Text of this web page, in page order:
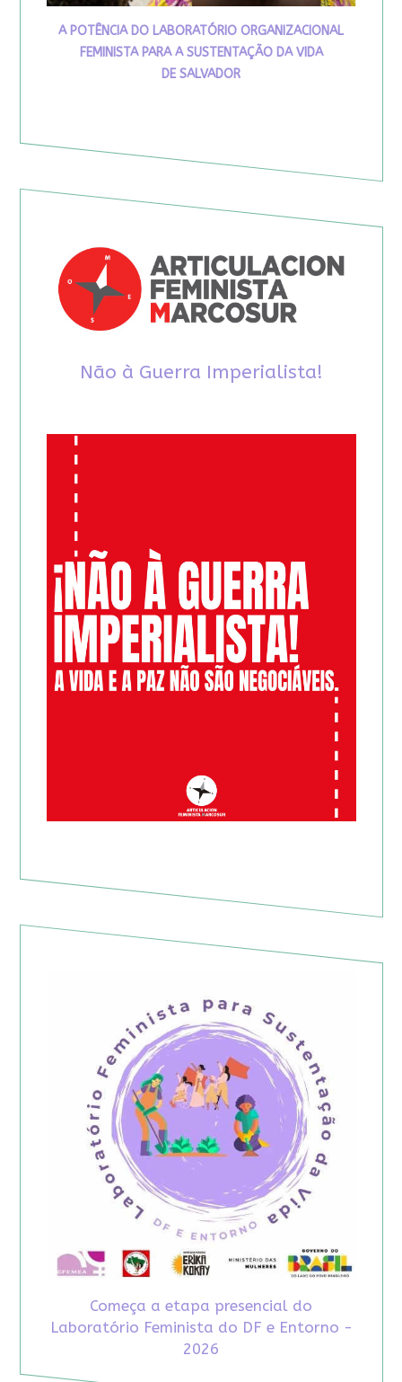
A POTÊNCIA DO LABORATÓRIO ORGANIZACIONAL
FEMINISTA PARA A SUSTENTAÇÃO DA VIDA
DE SALVADOR
Não à Guerra Imperialista!
Começa a etapa presencial do
Laboratório Feminista do DF e Entorno -
2026